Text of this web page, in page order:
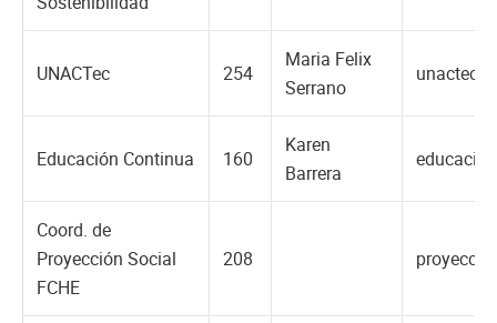
UNACTec 254
Maria Felix
Serrano
Educación Continua 160
Karen
Barrera
Coord. de
Proyección Social
FCHE
208